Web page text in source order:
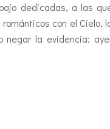
dedicadas, a las
con el Cielo,
negar la evidencia: